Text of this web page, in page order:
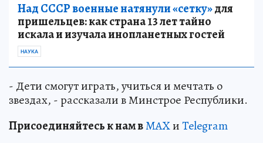
Над СССР военные натянули «сетку»для
пришельцев: как страна 13 лет тайно
искала и изучала инопланетных гостей
НАУКА
- Дети смогут играть, учиться и мечтать о
звездах, - рассказали в Минстрое Республики.
Присоединяйтесь к нам вMAXиTelegram